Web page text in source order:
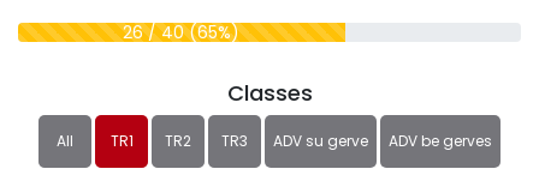
26 / 40 (65%)
Classes
All TR1 TR2 TR3 ADV su gerve ADV be gerves